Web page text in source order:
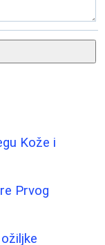
Kože i
Prvog